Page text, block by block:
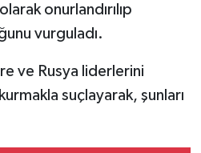
onurlandırılıp
vurguladı.
ve Rusya liderlerini
suçlayarak, şunları